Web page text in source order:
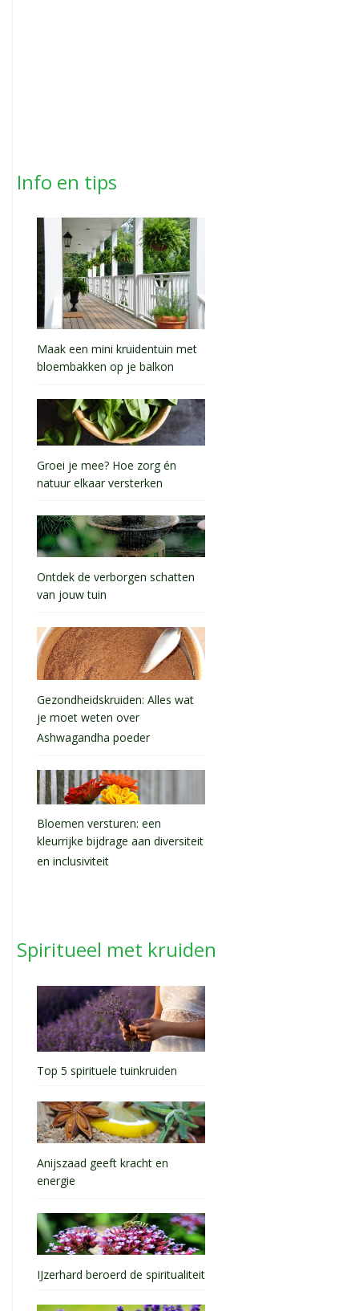
Info en tips
Maak een mini kruidentuin met
bloembakken op je balkon
Groei je mee? Hoe zorg én
natuur elkaar versterken
Ontdek de verborgen schatten
van jouw tuin
Gezondheidskruiden: Alles wat
je moet weten over
Ashwagandha poeder
Bloemen versturen: een
kleurrijke bijdrage aan diversiteit
en inclusiviteit
Spiritueel met kruiden
Top 5 spirituele tuinkruiden
Anijszaad geeft kracht en
energie
IJzerhard beroerd de spiritualiteit